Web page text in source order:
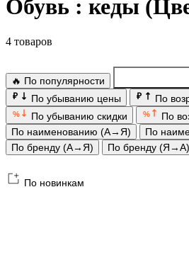
Обувь : кеды
4 товаров
🔥 По популярности
₽ По убыванию цены ₽ По
% По убыванию скидки %
По
По наименованию (А→Я)
По
По бренду (А→Я)
По бренду (Я→А)
По новинкам